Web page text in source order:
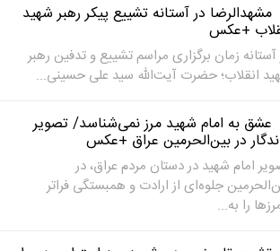
مشهدالرضا در آستانه تشییع پیکر رهبر شهید
+عکس
آستانه زمان برگزاری مراسم تشییع و تدفین رهبر
انقلاب؛ حضرت آیت‌الله سید علی حسینی...
عشق به امام شهید مرز نمی‌شناسد/ تصویر
در بین‌الحرمین عراق +عکس
امام شهید در دستان مردم عراق، در
جلوه‌ای از ارادت و همبستگی فراتر
را به...